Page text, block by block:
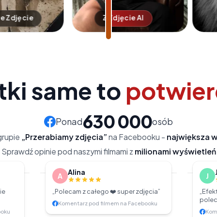
Zwykłe Zdjęcie Zwykłe
Zdjęcie AI Zdjęcie AI
same to
Ponad630 000osób
„Przerabiamy zdjęcia”na Facebooku - największa
Sprawdź opinie pod naszymi filmami z milionami wyświetleń
Zobacz na naszym Facebooku
1,3Mwyświetleń
A Alina
Polecam z całego ❤️ super zdjęcia”
Komentarz pod filmem na Facebooku
618
J